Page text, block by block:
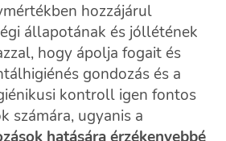
hozzájárul
állapotának és jóllétének
hogy ápolja fogait és
gondozás és a
kontroll igen fontos
számára, ugyanis a